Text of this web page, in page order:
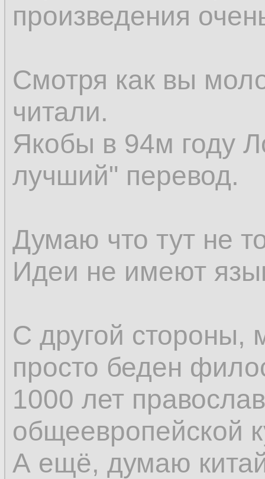
произведения
Смотря как вы
читали.
Якобы в 94м году
лучший" перевод.
Думаю что тут не
Идеи не имеют
С другой стороны,
просто беден
1000 лет
общеевропейской
А ещё, думаю